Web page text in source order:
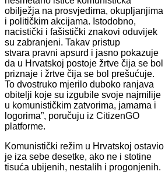
obilježja na prosvjedima, okupljanjima
i političkim akcijama. Istodobno,
nacistički i fašistički znakovi oduvijek
su zabranjeni. Takav pristup
stvara pravni apsurd i jasno pokazuje
da u Hrvatskoj postoje žrtve čija se bol
priznaje i žrtve čija se bol prešućuje.
To dvostruko mjerilo duboko ranjava
obitelji koje su izgubile svoje najmilije
u komunističkim zatvorima, jamama i
logorima”, poručuju iz CitizenGO
platforme.
Komunistički režim u Hrvatskoj ostavio
je iza sebe desetke, ako ne i stotine
tisuća ubijenih, nestalih i progonjenih.